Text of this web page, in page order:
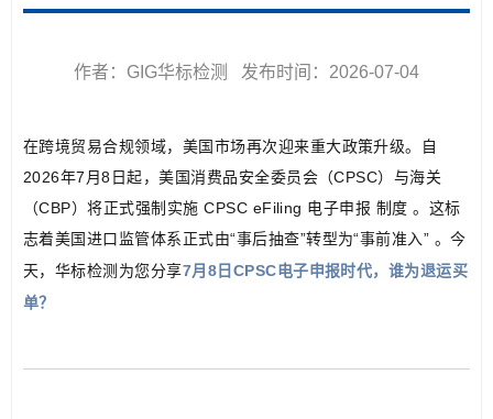
作者：GIG华标检测 发布时间：2026-07-04
在跨境贸易合规领域，美国市场再次迎来重大政策升级。自
2026年7月8日起，美国消费品安全委员会（CPSC）与海关
（CBP）将正式强制实施 CPSC eFiling 电子申报 制度 。这标
志着美国进口监管体系正式由“事后抽查”转型为“事前准入” 。今
天，华标检测为您分享7月8日CPSC电子申报时代，谁为退运买
单？